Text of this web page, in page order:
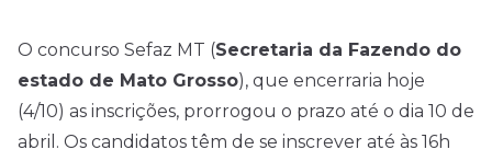
O concurso Sefaz MT (Secretaria da Fazendo do
estado de Mato Grosso), que encerraria hoje
(4/10) as inscrições, prorrogou o prazo até o dia 10 de
abril. Os candidatos têm de se inscrever até às 16h